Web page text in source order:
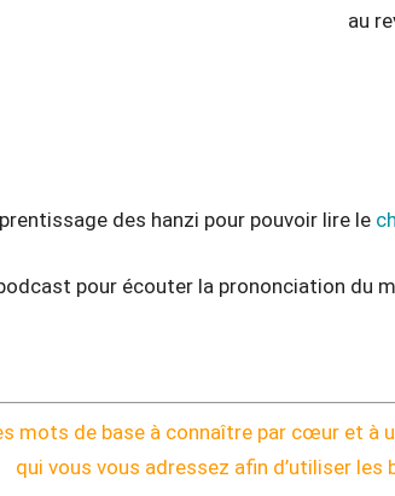
au
des hanzi pour pouvoir lire le
pour écouter la prononciation du
mots de base à connaître par cœur et à
qui vous vous adressez afin d’utiliser les